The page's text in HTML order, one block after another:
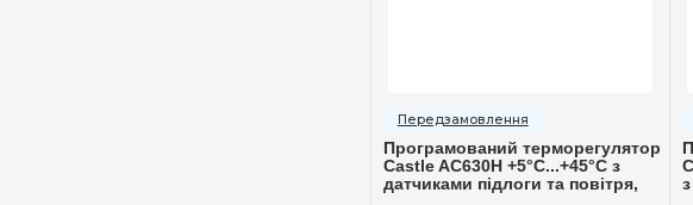
Програмований терморегулятор
Castle AC630H +5°С...+45°C з
датчиками підлоги та повітря,